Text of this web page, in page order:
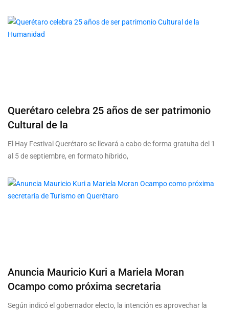
Querétaro celebra 25 años de ser patrimonio
Cultural de la
El Hay Festival Querétaro se llevará a cabo de forma gratuita del 1
al 5 de septiembre, en formato híbrido,
Anuncia Mauricio Kuri a Mariela Moran
Ocampo como próxima secretaria
Según indicó el gobernador electo, la intención es aprovechar la